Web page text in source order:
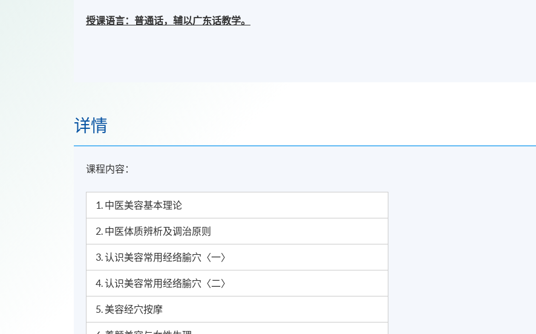
授课语言：普通话，辅以广东话教学。
详情
课程内容：
1. 中医美容基本理论
2. 中医体质辨析及调治原则
3.认识美容常用经络腧穴〈一〉
4.认识美容常用经络腧穴 〈二〉
5. 美容经穴按摩